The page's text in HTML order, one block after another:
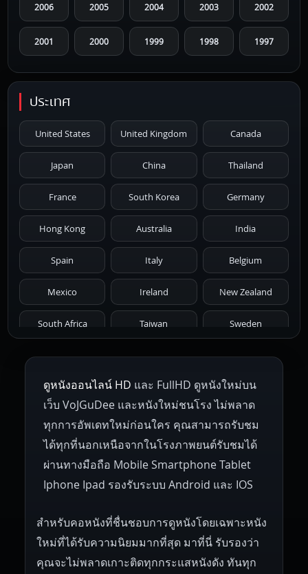
2006 2005 2004 2003 2002
2001 2000 1999 1998 1997
1996 1995 1994 1993 1992
1986 1985 1984 1983 1982
1981 1980 1979 1978 1977
1976 1975 1974 1973 1972
1971 1970 1969 1968 1967
1966 1965 1964 1963 1962
1959 1955
1945 1942 1941 1940 1939
1938 1937 1930 1928 1916
ประเทศ
United States United Kingdom Canada
Japan China Thailand
France South Korea Germany
Hong Kong Australia India
Spain Italy Belgium
Mexico Ireland New Zealand
South Africa Taiwan Sweden
Netherlands Russia Poland
Hungary Denmark Bulgaria
Czech Republic Brazil Turkey
ดูหนังออนไลน์ HD และ FullHD ดูหนังใหม่บน
เว็บ VoJGuDee และหนังใหม่ชนโรง ไม่พลาด
ทุกการอัพเดทใหม่ก่อนใคร คุณสามารถรับชม
ได้ทุกที่นอกเหนือจากในโรงภาพยนต์รับชมได้
ผ่านทางมือถือ Mobile Smartphone Tablet
Iphone Ipad รองรับระบบ Android และ IOS
สำหรับคอหนังที่ชื่นชอบการดูหนังโดยเฉพาะหนัง
ใหม่ที่ได้รับความนิยมมากที่สุด มาที่นี่ รับรองว่า
คุณจะไม่พลาดเกาะติดทุกกระแสหนังดัง ทันทุก